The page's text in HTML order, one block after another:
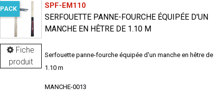
Fiche
produit
PACK SPF-EM110
SERFOUETTE PANNE-FOURCHE ÉQUIPÉE D'UN
MANCHE EN HÊTRE DE 1.10 M
Serfouette panne-fourche équipée d'un manche en hêtre de
1.10 m
MANCHE-0013